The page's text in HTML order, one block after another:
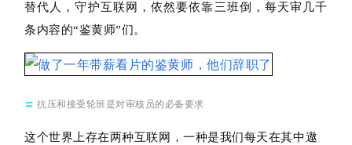
替代人，守护互联网，依然要依靠三班倒，每天审几千
条内容的“鉴黄师”们。
〓 抗压和接受轮班是对审核员的必备要求
这个世界上存在两种互联网，一种是我们每天在其中遨